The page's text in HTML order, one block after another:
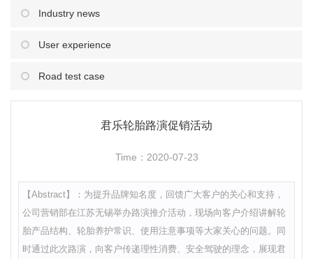
Industry news
User experience
Road test case
君乐轮胎路演促销活动
Time：2020-07-23
【Abstract】：为提升品牌知名度，回馈广大客户的关心和支持，
公司营销部在江苏无锡举办路演推介活动，现场向客户介绍讲解轮
胎产品结构、轮胎养护常识、使用注意事项等大家关心的问题。同
时通过此次路演，向客户传递理性消费、安全驾驶的理念，展现君